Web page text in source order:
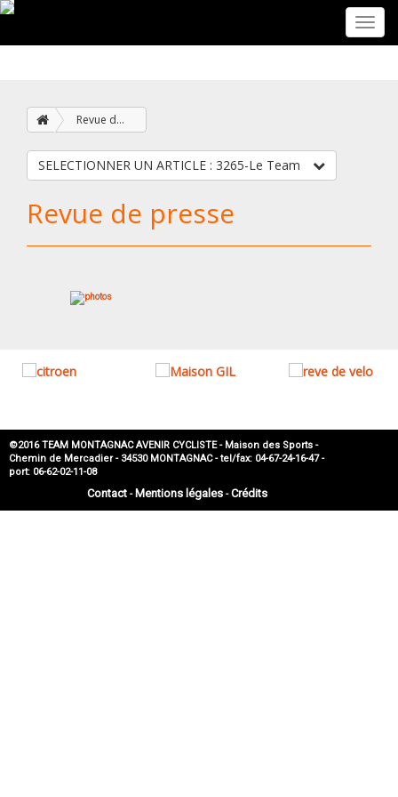
Revue de presse
SELECTIONNER UN ARTICLE : 3265-Le Team
Revue de presse
©2016 TEAM MONTAGNAC AVENIR CYCLISTE - Maison des Sports -
Chemin de Mercadier - 34530 MONTAGNAC - tel/fax: 04-67-24-16-47 -
port: 06-62-02-11-08
Contact- Mentions légales-Crédits